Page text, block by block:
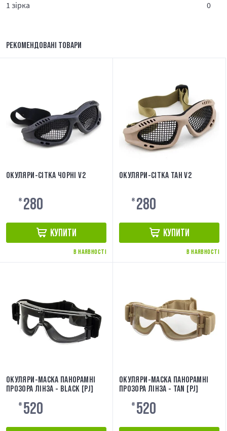
1 зірка 0
РЕКОМЕНДОВАНІ ТОВАРИ
ОКУЛЯРИ-СІТКА ЧОРНІ V2
₴ 280
КУПИТИ
В НАЯВНОСТІ
ОКУЛЯРИ-СІТКА ТАН V2
₴ 280
КУПИТИ
В НАЯВНОСТІ
ОКУЛЯРИ-МАСКА ПАНОРАМНІ
ПРОЗОРА ЛІНЗА - BLACK [PJ]
₴ 520
ОКУЛЯРИ-МАСКА ПАНОРАМНІ
ПРОЗОРА ЛІНЗА - TAN [PJ]
₴ 520